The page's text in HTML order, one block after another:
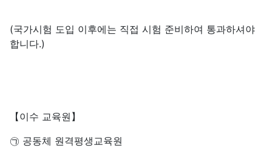
(국가시험 도입 이후에는 직접 시험 준비하여 통과하셔야
합니다.)
【이수 교육원】
㉠ 공동체 원격평생교육원